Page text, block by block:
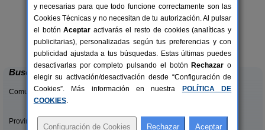
6-160+5 pers.
desde17 €
Albergue Rural El Autillo
Orea (Guadalajara)
Buscar
Comunidades:
Provincias/Islas:
y necesarias para que todo funcione correctamente son las
Cookies Técnicas y no necesitan de tu autorización. Al pulsar
el botónAceptar activarás el resto de cookies (analíticas y
publicitarias), personalizadas según tus preferencias y con
publicidad ajustada a tus búsquedas. Estas últimas puedes
desactivarlas por completo pulsando el botón Rechazar o
elegir su activación/desactivación desde “Configuración de
Cookies”. Más información en nuestra
POLÍTICA DE
COOKIES.